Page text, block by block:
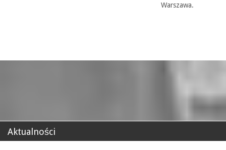
Warszawa.
Aktualności